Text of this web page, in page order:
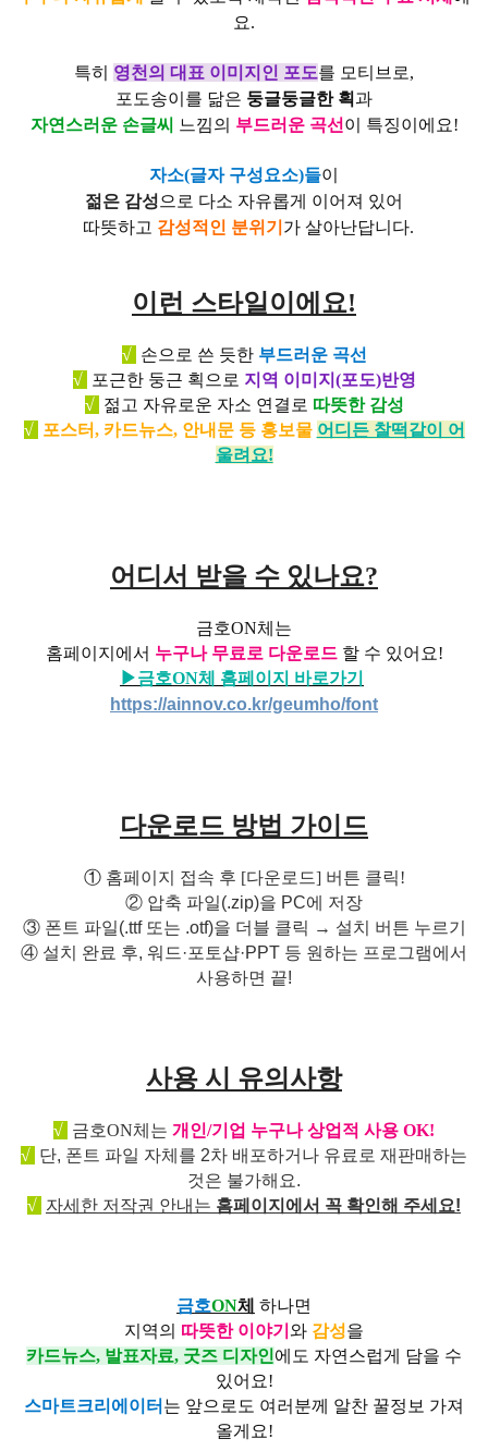
요.
특히 영천의 대표 이미지인 포도를 모티브로,
포도송이를 닮은 둥글둥글한 획 과
자연스러운 손글씨
느낌의 부드러운 곡선 이 특징이에요!
자소(글자 구성요소)들이
젊은 감성으로 다소 자유롭게 이어져 있어
따뜻하고 감성적인 분위기 가 살아난답니다.
이런 스타일이에요!
√ 손으로 쓴 듯한 부드러운 곡선
√ 포근한 둥근 획으로 지역 이미지(포도)반영
√ 젊고 자유로운 자소 연결로 따뜻한 감성
√ 포스터, 카드뉴스, 안내문 등 홍보물 어디든 찰떡같이 어
울려요!
어디서 받을 수 있나요?
금호ON체는
홈페이지에서 누구나 무료로 다운로드할 수 있어요!
▶금호ON체 홈페이지 바로가기
https://ainnov.co.kr/geumho/font
다운로드 방법 가이드
① 홈페이지 접속 후 [다운로드] 버튼 클릭!
② 압축 파일(.zip)을 PC에 저장
③ 폰트 파일(.ttf 또는 .otf)을 더블 클릭 → 설치 버튼 누르기
④ 설치 완료 후, 워드·포토샵·PPT 등 원하는 프로그램에서
사용하면 끝!
사용 시 유의사항
√ 금호ON체는 개인/기업 누구나 상업적 사용 OK!
√ 단, 폰트 파일 자체를 2차 배포하거나 유료로 재판매하는
것은 불가해요.
√ 자세한 저작권 안내는 홈페이지에서 꼭 확인해 주세요!
금호ON체 하나면
지역의 따뜻한 이야기 와 감성을
카드뉴스, 발표자료, 굿즈 디자인에도 자연스럽게 담을 수
있어요!
스마트크리에이터 는 앞으로도 여러분께 알찬 꿀정보 가져
올게요!